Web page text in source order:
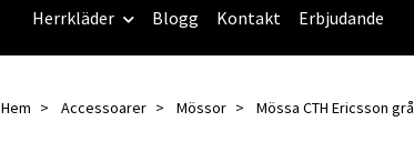
Herrkläder Blogg Kontakt Erbjudande
Hem Accessoarer Mössor Mössa CTH Ericsson grå